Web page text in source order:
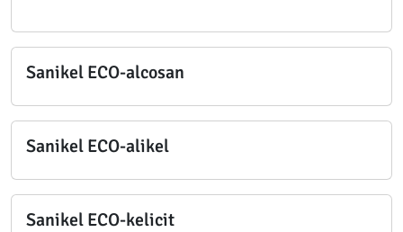
Sanikel ECO-alcosan
Sanikel ECO-alikel
Sanikel ECO-kelicit